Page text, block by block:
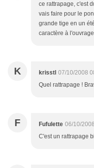
ce rattrapage, c'est
vais faire pour le
grande tige en un
caractère à
K krisstl 07/10/2008
Quel rattrapage !
F Fufulette 06/10/
C'est un rattrapage